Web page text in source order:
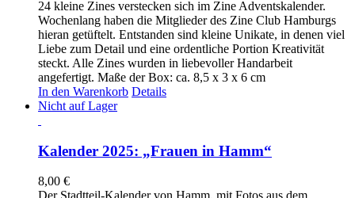
24 kleine Zines verstecken sich im Zine Adventskalender.
Wochenlang haben die Mitglieder des Zine Club Hamburgs
hieran getüftelt. Entstanden sind kleine Unikate, in denen viel
Liebe zum Detail und eine ordentliche Portion Kreativität
steckt. Alle Zines wurden in liebevoller Handarbeit
angefertigt. Maße der Box: ca. 8,5 x 3 x 6 cm
In den Warenkorb Details
Nicht auf Lager
Kalender 2025: „Frauen in Hamm“
8,00 €